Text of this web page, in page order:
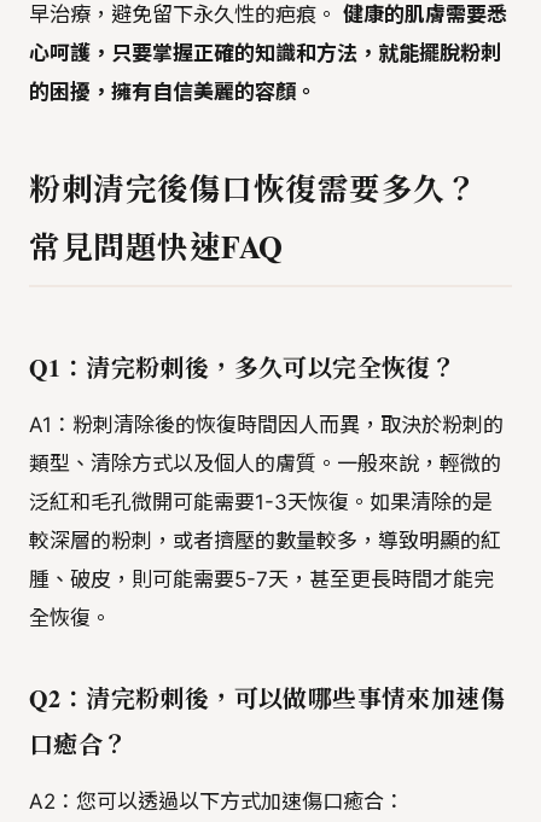
早治療，避免留下永久性的疤痕。 健康的肌膚需要悉
心呵護，只要掌握正確的知識和方法，就能擺脫粉刺
的困擾，擁有自信美麗的容顏。
粉刺清完後傷口恢復需要多久？
常見問題快速FAQ
Q1：清完粉刺後，多久可以完全恢復？
A1：粉刺清除後的恢復時間因人而異，取決於粉刺的
類型、清除方式以及個人的膚質。一般來說，輕微的
泛紅和毛孔微開可能需要1-3天恢復。如果清除的是
較深層的粉刺，或者擠壓的數量較多，導致明顯的紅
腫、破皮，則可能需要5-7天，甚至更長時間才能完
全恢復。
Q2：清完粉刺後，可以做哪些事情來加速傷
口癒合？
A2：您可以透過以下方式加速傷口癒合：